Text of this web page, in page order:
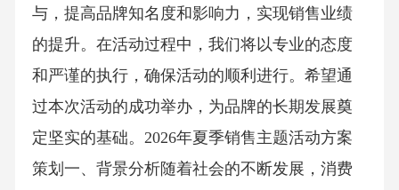
与，提高品牌知名度和影响力，实现销售业绩
的提升。在活动过程中，我们将以专业的态度
和严谨的执行，确保活动的顺利进行。希望通
过本次活动的成功举办，为品牌的长期发展奠
定坚实的基础。2026年夏季销售主题活动方案
策划一、背景分析随着社会的不断发展，消费